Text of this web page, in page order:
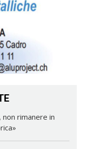
non rimanere in